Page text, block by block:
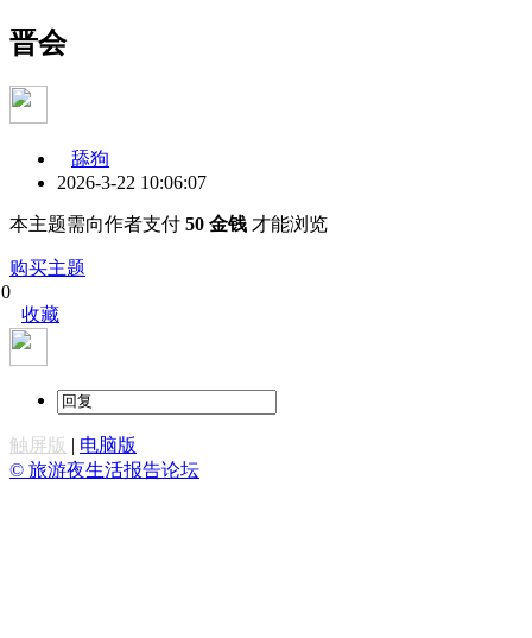
晋会
舔狗
2026-3-22 10:06:07
本主题需向作者支付 50 金钱 才能浏览
购买主题
0
收藏
触屏版 | 电脑版
© 旅游夜生活报告论坛